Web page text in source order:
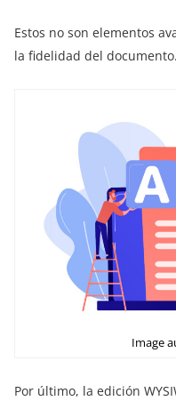
Estos no son elementos
la fidelidad del documento.
Image
Por último, la edición